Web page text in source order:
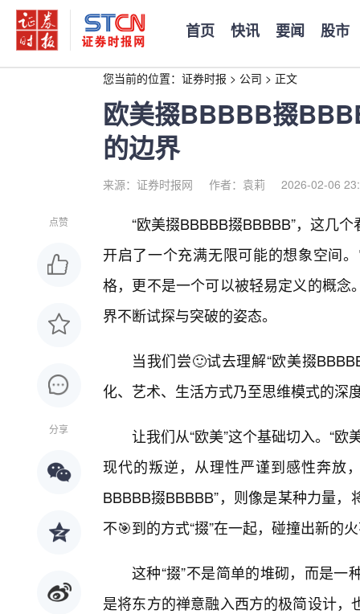
首页 快讯 要闻 股市
您当前的位置： 证券时报 > 公司 > 正文
欧美掇BBBBB掇
的边界
来源：证券时报网 作者：袁莉 2026-02-06
点赞
分享
“欧美掇BBBBB掇BBBBB”，这几
开启了一个充满无限可能的想象空间
格，更不是一个可以被轻易定义的概
界不断试探与突破的姿态。
当我们尝🙂试去理解“欧美掇
化、艺术、生活方式乃至思维模式的深
让我们从“欧美”这个基础切入。“
现代的叛逆，从理性严谨到感性奔放
BBBBB掇BBBBB”，则像是某种力量
不🎯到的方式“掇”在一起，碰撞出新的
这种“掇”不是简单的堆砌，而是
是将东方的禅意融入西方的极简设计